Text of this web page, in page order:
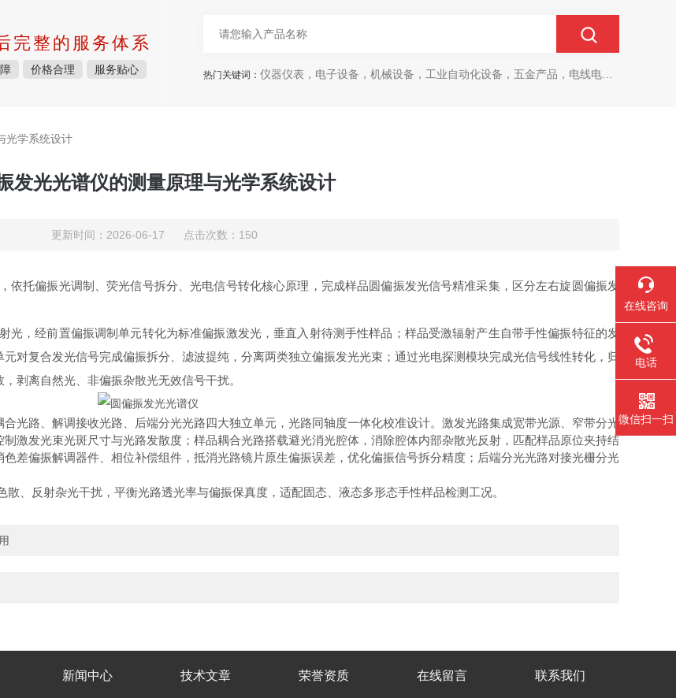
完整的服务体系
价格合理 服务贴心 热门关键词： 仪器仪表，电子设备，机械设备，工业自动化设备，五金产品，电线电缆，金属材料，电子
光学系统设计
发光光谱仪的测量原理与光学系统设计
更新时间：2026-06-17 点击次数：150
依托偏振光调制、荧光信号拆分、光电信号转化核心原理，完成样品圆偏振发光信号精准采集，区分左右旋圆偏振发
光，经前置偏振调制单元转化为标准偏振激发光，垂直入射待测手性样品；样品受激辐射产生自带手性偏振特征的发
对复合发光信号完成偏振拆分、滤波提纯，分离两类独立偏振发光光束；通过光电探测模块完成光信号线性转化，归
剥离自然光、非偏振杂散光无效信号干扰。
路、解调接收光路、后端分光光路四大独立单元，光路同轴度一体化校准设计。激发光路集成宽带光源、窄带分光
激发光束光斑尺寸与光路发散度；样品耦合光路搭载避光消光腔体，消除腔体内部杂散光反射，匹配样品原位夹持结
差偏振解调器件、相位补偿组件，抵消光路镜片原生偏振误差，优化偏振信号拆分精度；后端分光光路对接光栅分光
反射杂光干扰，平衡光路透光率与偏振保真度，适配固态、液态多形态手性样品检测工况。
新闻中心 技术文章 荣誉资质 在线留言 联系我们
在线咨询
电话
微信扫一扫